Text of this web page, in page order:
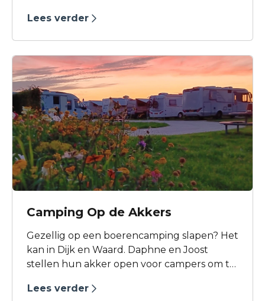
genieten van de ondergaande zon.
Lees verder
Camping Op de Akkers
Gezellig op een boerencamping slapen? Het
kan in Dijk en Waard. Daphne en Joost
stellen hun akker open voor campers om te
zij ook PODS staan om in te overnachten.
Lees verder